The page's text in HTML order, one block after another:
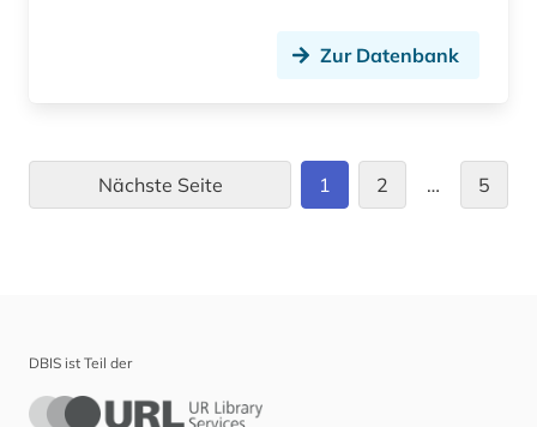
Zur Datenbank
Nächste Seite 1 2 … 5
DBIS ist Teil der